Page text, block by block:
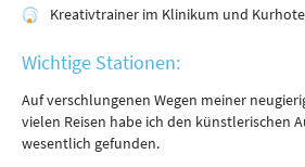
Kreativtrainer im Klinikum und
Wichtige Stationen:
Auf verschlungenen Wegen meiner
vielen Reisen habe ich den künstlerischen
wesentlich gefunden.